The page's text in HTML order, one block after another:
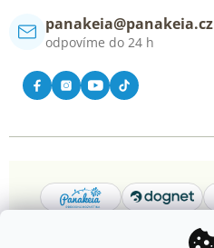
panakeia@panakeia.cz
odpovíme do 24 h